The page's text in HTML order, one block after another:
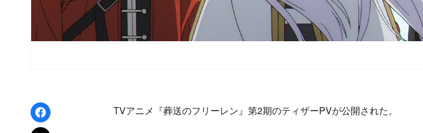
FacebookでシェアTVアニメ『葬送のフリーレン』第2期のティザーPVが公開された。